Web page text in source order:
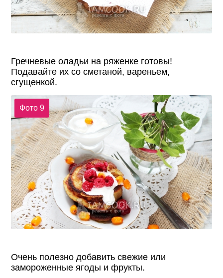
Гречневые оладьи на ряженке готовы!
Подавайте их со сметаной, вареньем,
сгущенкой.
Фото 9
Очень полезно добавить свежие или
замороженные ягоды и фрукты.